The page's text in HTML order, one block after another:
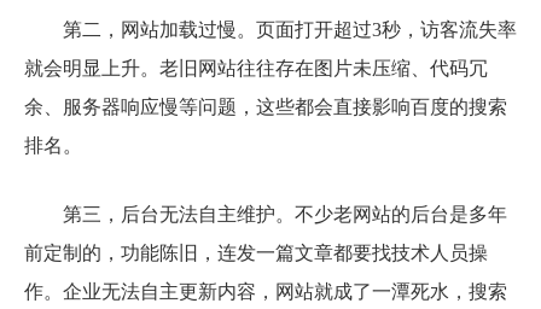
第二，网站加载过慢。页面打开超过3秒，访客流失率
就会明显上升。老旧网站往往存在图片未压缩、代码冗
余、服务器响应慢等问题，这些都会直接影响百度的搜索
排名。
第三，后台无法自主维护。不少老网站的后台是多年
前定制的，功能陈旧，连发一篇文章都要找技术人员操
作。企业无法自主更新内容，网站就成了一潭死水，搜索